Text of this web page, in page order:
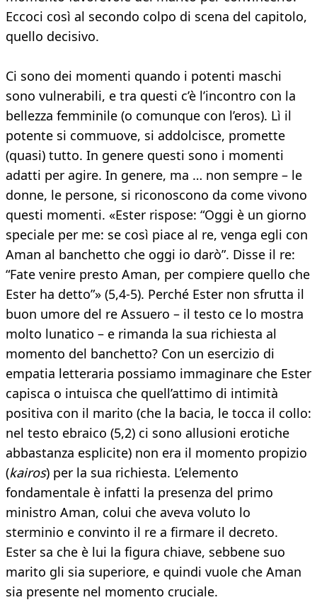
Eccoci così al secondo colpo di scena del capitolo,
quello decisivo.
Ci sono dei momenti quando i potenti maschi
sono vulnerabili, e tra questi c’è l’incontro con la
bellezza femminile (o comunque con l’eros). Lì il
potente si commuove, si addolcisce, promette
(quasi) tutto. In genere questi sono i momenti
adatti per agire. In genere, ma … non sempre – le
donne, le persone, si riconoscono da come vivono
questi momenti. «Ester rispose: “Oggi è un giorno
speciale per me: se così piace al re, venga egli con
Aman al banchetto che oggi io darò”. Disse il re:
“Fate venire presto Aman, per compiere quello che
Ester ha detto”» (5,4-5). Perché Ester non sfrutta il
buon umore del re Assuero – il testo ce lo mostra
molto lunatico – e rimanda la sua richiesta al
momento del banchetto? Con un esercizio di
empatia letteraria possiamo immaginare che Ester
capisca o intuisca che quell’attimo di intimità
positiva con il marito (che la bacia, le tocca il collo:
nel testo ebraico (5,2) ci sono allusioni erotiche
abbastanza esplicite) non era il momento propizio
(kairos) per la sua richiesta. L’elemento
fondamentale è infatti la presenza del primo
ministro Aman, colui che aveva voluto lo
sterminio e convinto il re a firmare il decreto.
Ester sa che è lui la figura chiave, sebbene suo
marito gli sia superiore, e quindi vuole che Aman
sia presente nel momento cruciale.